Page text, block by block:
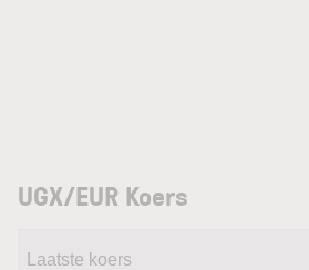
UGX/EUR Koers
Laatste koers